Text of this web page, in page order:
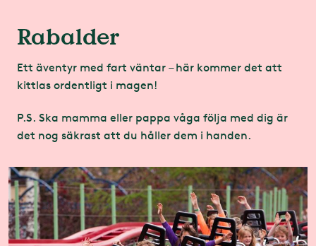
Rabalder
Ett äventyr med fart väntar – här kommer det att
kittlas ordentligt i magen!
P.S. Ska mamma eller pappa våga följa med dig är
det nog säkrast att du håller dem i handen.